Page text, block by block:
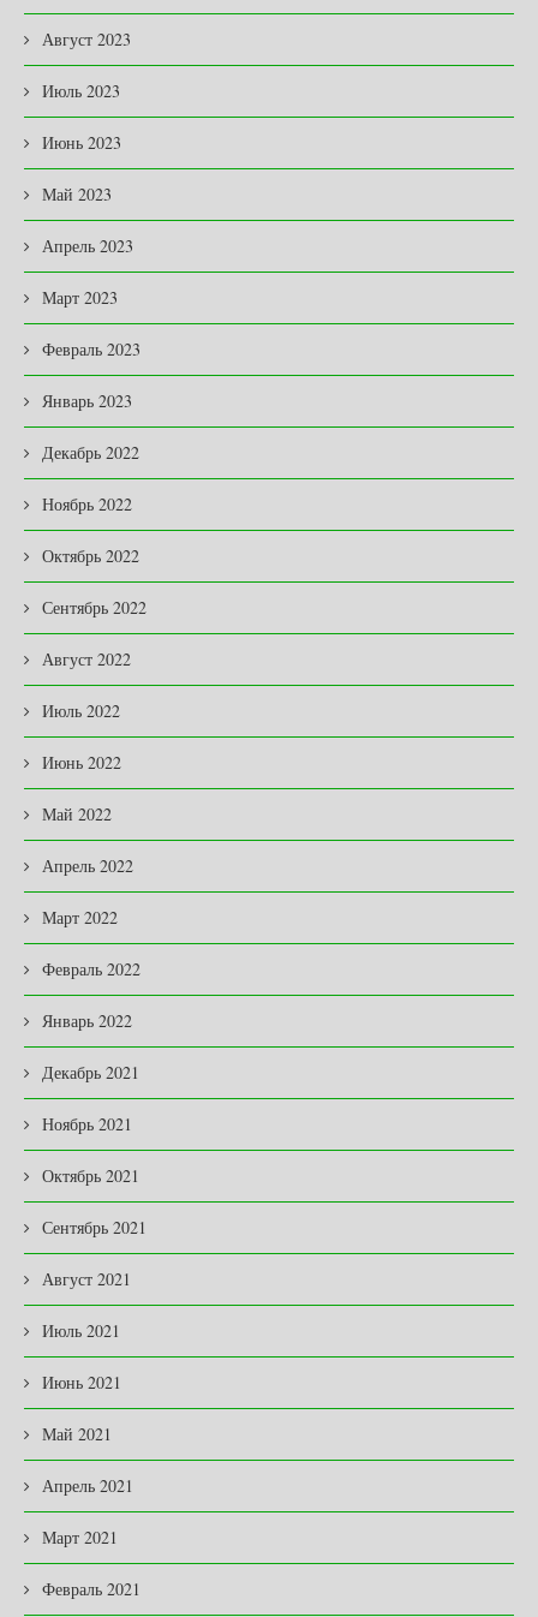
Август 2023
Июль 2023
Июнь 2023
Май 2023
Апрель 2023
Март 2023
Февраль 2023
Январь 2023
Декабрь 2022
Ноябрь 2022
Октябрь 2022
Сентябрь 2022
Август 2022
Июль 2022
Июнь 2022
Май 2022
Апрель 2022
Март 2022
Февраль 2022
Январь 2022
Декабрь 2021
Ноябрь 2021
Октябрь 2021
Сентябрь 2021
Август 2021
Июль 2021
Июнь 2021
Май 2021
Апрель 2021
Март 2021
Февраль 2021